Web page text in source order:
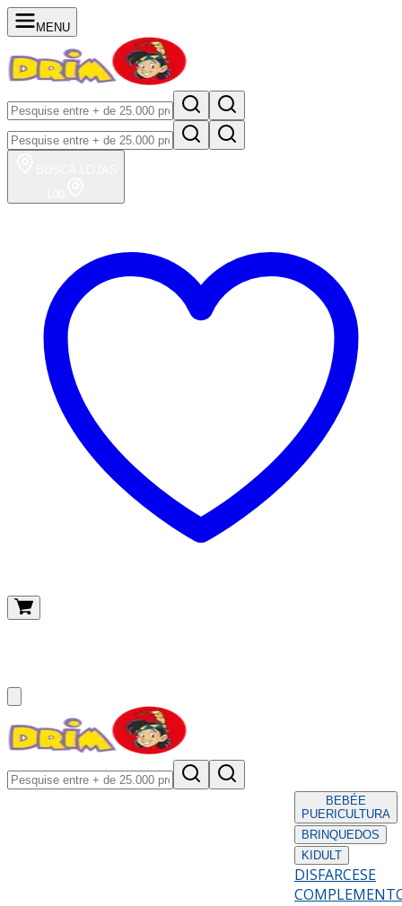
MENU
BEBÉE
PUERICULTURA
BRINQUEDOS
KIDULT
DISFARCESE